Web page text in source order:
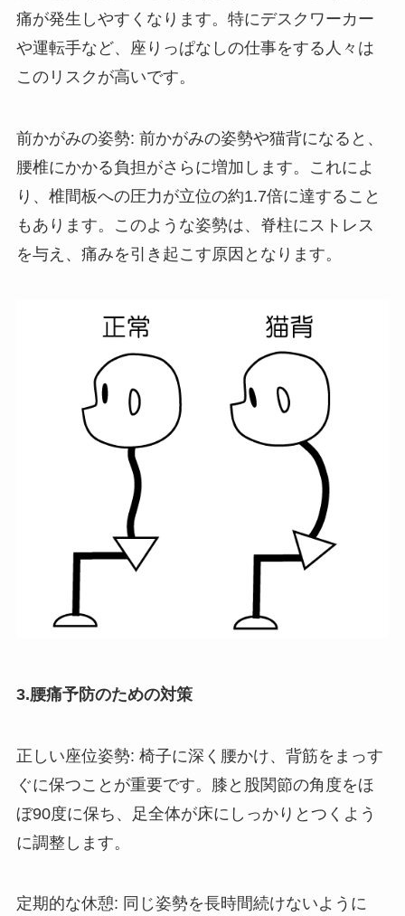
痛が発生しやすくなります。特にデスクワーカー
や運転手など、座りっぱなしの仕事をする人々は
このリスクが高いです。
前かがみの姿勢: 前かがみの姿勢や猫背になると、
腰椎にかかる負担がさらに増加します。これによ
り、椎間板への圧力が立位の約1.7倍に達すること
もあります。このような姿勢は、脊柱にストレス
を与え、痛みを引き起こす原因となります。
3.腰痛予防のための対策
正しい座位姿勢: 椅子に深く腰かけ、背筋をまっす
ぐに保つことが重要です。膝と股関節の角度をほ
ぼ90度に保ち、足全体が床にしっかりとつくよう
に調整します。
定期的な休憩: 同じ姿勢を長時間続けないように